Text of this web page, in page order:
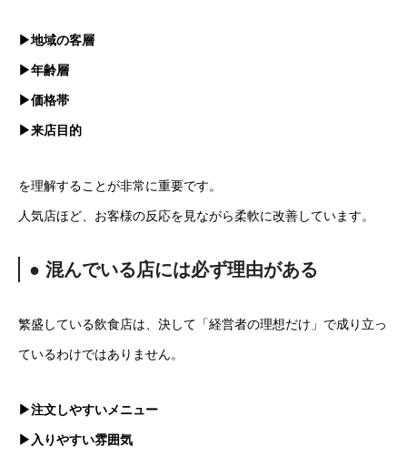
▶地域の客層
▶年齢層
▶価格帯
▶来店目的
を理解することが非常に重要です。
人気店ほど、お客様の反応を見ながら柔軟に改善しています。
● 混んでいる店には必ず理由がある
繁盛している飲食店は、決して「経営者の理想だけ」で成り立っ
ているわけではありません。
▶注文しやすいメニュー
▶入りやすい雰囲気